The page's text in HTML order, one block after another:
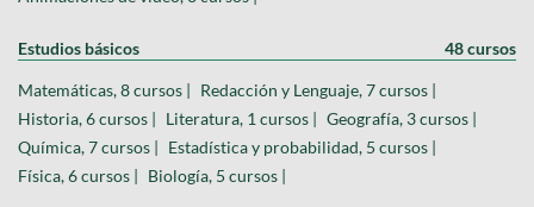
Estudios básicos 48 cursos
Matemáticas, 8 cursos | Redacción y Lenguaje, 7 cursos |
Historia, 6 cursos | Literatura, 1 cursos | Geografía, 3 cursos |
Química, 7 cursos | Estadística y probabilidad, 5 cursos |
Física, 6 cursos | Biología, 5 cursos |